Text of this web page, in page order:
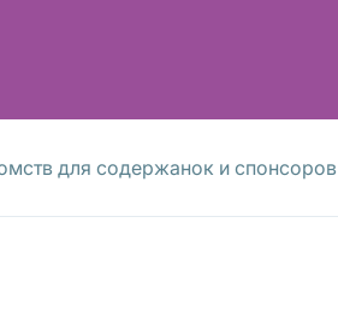
для содержанок и спонсоров